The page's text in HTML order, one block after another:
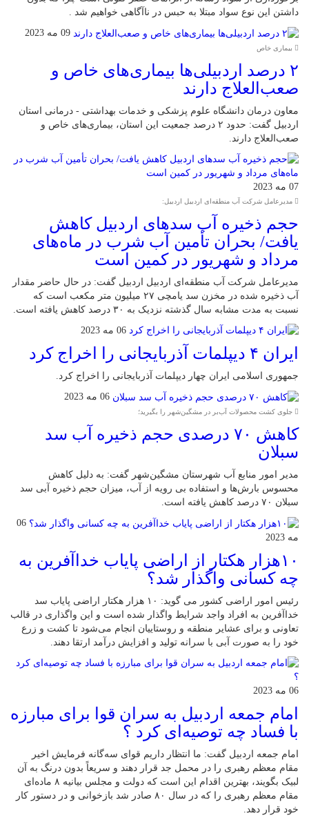
داشتن این نوع سواد مبتلا به حبس در ناآگاهی خواهیم شد .
09 مه 2023
بیماری خاص
۲ درصد اردبیلی‌ها بیماری‌های خاص و
صعب‌العلاج دارند
معاون درمان دانشگاه علوم پزشکی و خدمات بهداشتی - درمانی استان
اردبیل گفت: حدود ۲ درصد جمعیت این استان، بیماری‌های خاص و
صعب‌العلاج دارند.
07 مه 2023
مدیرعامل شرکت آب منطقه‌ای اردبیل اردبیل:
حجم ذخیره آب سدهای اردبیل کاهش
یافت/ بحران تأمین آب شرب در ماه‌های
مرداد و شهریور در کمین است
مدیرعامل شرکت آب منطقه‌ای اردبیل اردبیل گفت: در حال حاضر مقدار
آب ذخیره شده در مخزن سد یامچی ۲۷ میلیون متر مکعب است که
نسبت به مدت مشابه سال گذشته نزدیک به ۳۰ درصد کاهش یافته است.
06 مه 2023
ایران ۴ دیپلمات آذربایجانی را اخراج کرد
جمهوری اسلامی ایران چهار دیپلمات آذربایجانی را اخراج کرد.
06 مه 2023
جلوی کشت محصولات آب‌بر در مشگین‌شهر را بگیرید؛
کاهش ۷۰ درصدی حجم ذخیره آب سد
سبلان
مدیر امور منابع آب شهرستان مشگین‌شهر گفت: به دلیل کاهش
محسوس بارش‌ها و استفاده بی رویه از آب، میزان حجم ذخیره آبی سد
سبلان ۷۰ درصد کاهش یافته است.
06
مه 2023
۱۰هزار هکتار از اراضی پایاب خداآفرین به
چه کسانی واگذار شد؟
رئیس امور اراضی کشور می گوید: ۱۰ هزار هکتار اراضی پایاب سد
خداآفرین به افراد واجد شرایط واگذار شده است و این واگذاری در قالب
تعاونی و برای عشایر منطقه و روستاییان انجام می‌شود تا کشت و زرع
خود را به صورت آبی با سرانه تولید و افزایش درآمد ارتقا دهند.
06 مه 2023
امام جمعه اردبیل به سران قوا برای مبارزه
با فساد چه توصیه‌ای کرد ؟
امام جمعه اردبیل گفت: ما انتظار داریم قوای سه‌گانه فرمایش اخیر
مقام معظم رهبری را در محمل جد قرار دهند و سریعاً بدون درنگ به آن
لبیک بگویند، بهترین اقدام این است که دولت و مجلس بیانیه ۸ ماده‌ای
مقام معظم رهبری را که در سال ۸۰ صادر شد بازخوانی و در دستور کار
خود قرار دهد.